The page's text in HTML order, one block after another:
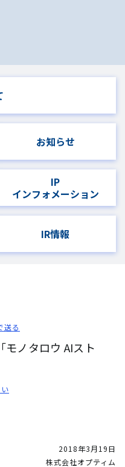
お知らせ
IP
インフォメーション
IR情報
モノタロウ AIスト
2018年3月19日
株式会社オプティム